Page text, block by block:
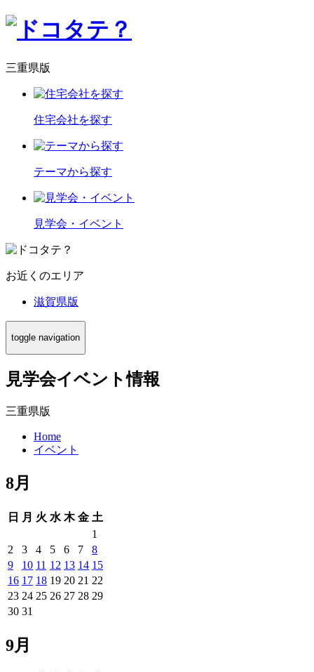
三重県版
住宅会社を探す
テーマから探す
見学会・イベント
お近くのエリア
滋賀県版
toggle navigation
見学会イベント情報
三重県版
Home
イベント
8月
日 月 火 水 木 金 土
1
2
3 4 5 6 7
8
9
10 11 12 13 14 15
16 17 18 19 20 21 22
23 24 25 26 27 28 29
30 31
9月